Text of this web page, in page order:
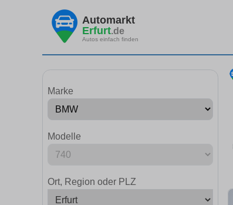
Automarkt
Erfurt.de
Autos einfach finden
Marke
Modelle
Ort, Region oder PLZ